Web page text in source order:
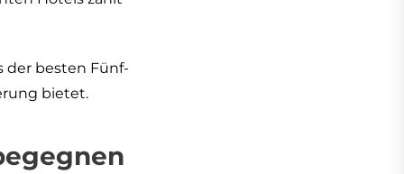
der besten Fünf-
bietet.